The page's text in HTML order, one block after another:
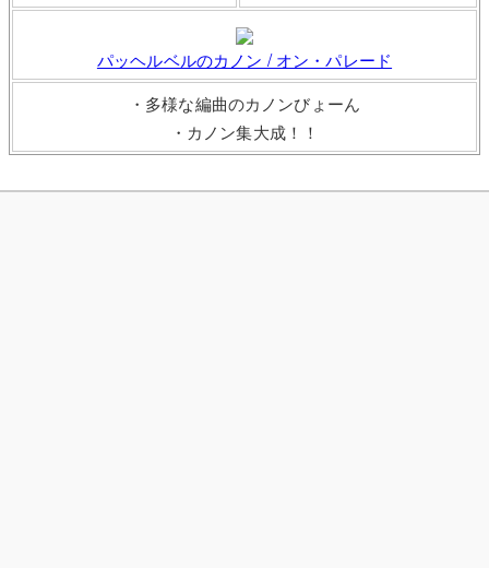
パッヘルベルのカノン / オン・パレード
・多様な編曲のカノンびょーん
・カノン集大成！！